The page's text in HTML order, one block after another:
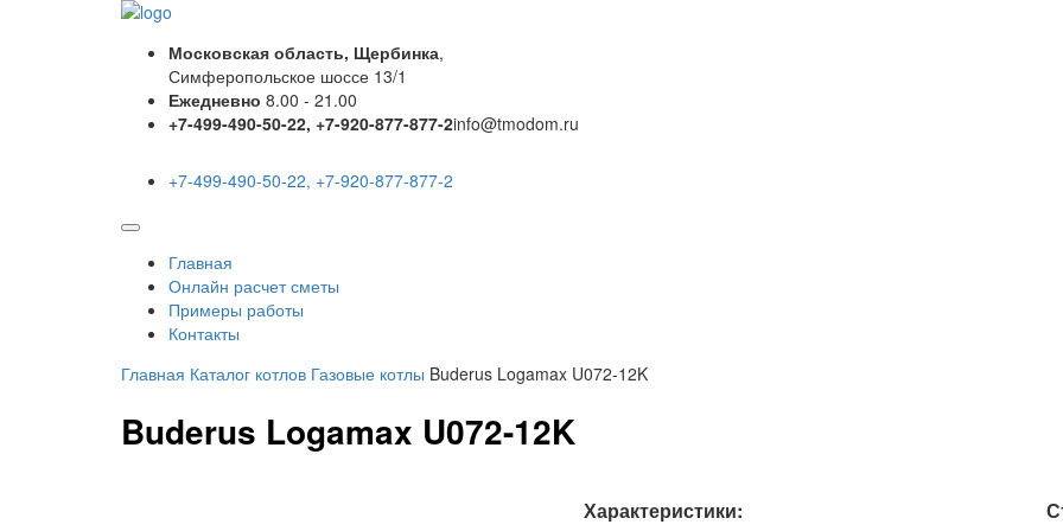
Московская область, Щербинка,
Симферопольское шоссе 13/1
Ежедневно 8.00 - 21.00
+7-499-490-50-22, +7-920-877-877-2info@tmodom.ru
+7-499-490-50-22, +7-920-877-877-2
Главная
Онлайн расчет сметы
Примеры работы
Контакты
Главная Каталог котлов Газовые котлы Buderus Logamax U072-12K
Buderus Logamax U072-12K
Характеристики: